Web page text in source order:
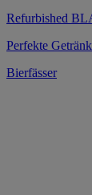
Refurbished
Perfekte
Bierfässer